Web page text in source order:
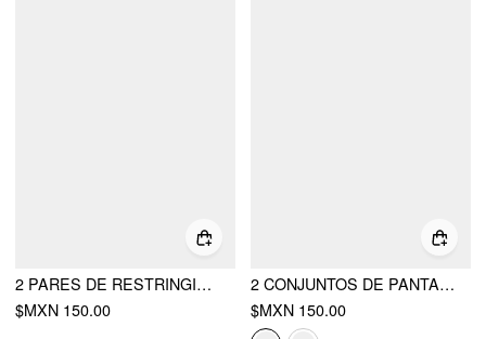
2 PARES DE RESTRINGIDOR DE CINTURA CON DISEÑO DE GATO
$MXN 150.00
2 CONJUNTOS DE PANTALÓN CON RESTRINGIDOR DE CINTURA ESTRELLADO
$MXN 150.00